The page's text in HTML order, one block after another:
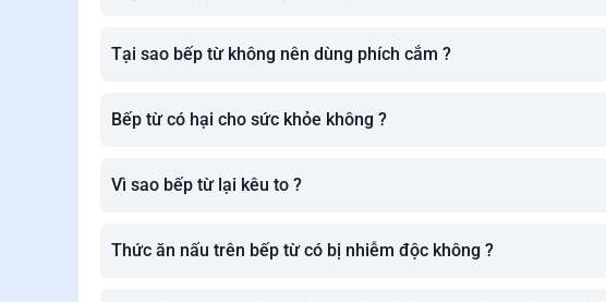
Tại sao bếp từ không nên dùng phích cắm ?
Bếp từ có hại cho sức khỏe không ?
Vì sao bếp từ lại kêu to ?
Thức ăn nấu trên bếp từ có bị nhiễm độc không ?